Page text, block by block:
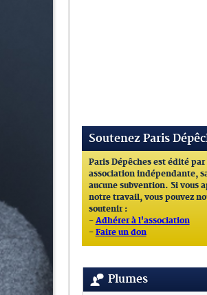
Soutenez Paris
Paris Dépêches est édité par
association indépendante,
aucune subvention. Si vous
notre travail, vous pouvez
soutenir :
- Adhérer à l'association
- Faire un don
Plumes